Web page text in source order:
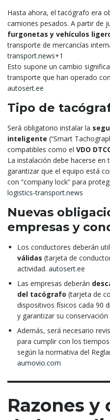
Hasta ahora, el tacógrafo era
camiones pesados. A partir de
furgonetas y vehículos
transporte de mercancías
transport.news+1
Esto supone un cambio
transporte que han operado
autosert.ee
Tipo de
Será obligatorio instalar la
inteligente (“Smart
compatibles como el VDO
La instalación debe hacerse en
garantizar que el equipo está
con “company lock” para
logistics-transport.news
Nuevas
empresas y
Los conductores deberán
válidas (tarjeta de
actividad. autosert.ee
Las empresas deberán
del tacógrafo (tarjeta de
dispositivos físicos cada 90
y garantizar su conservación
Además, será necesario
para cumplir con los
según la normativa del
aumovio.com
Razones y